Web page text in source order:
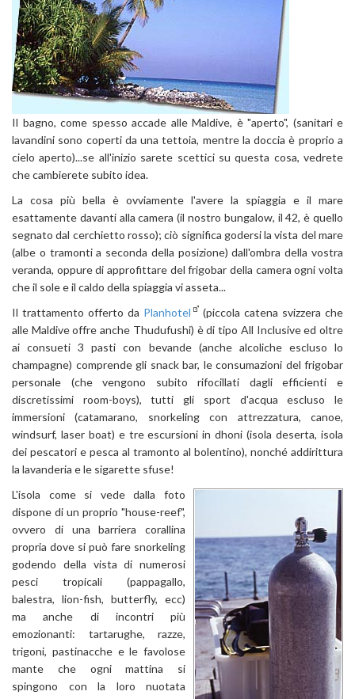
Il bagno, come spesso accade alle Maldive, è "aperto", (sanitari e
lavandini sono coperti da una tettoia, mentre la doccia è proprio a
cielo aperto)...se all'inizio sarete scettici su questa cosa, vedrete
che cambierete subito idea.
La cosa più bella è ovviamente l'avere la spiaggia e il mare
esattamente davanti alla camera (il nostro bungalow, il 42, è quello
segnato dal cerchietto rosso); ciò significa godersi la vista del mare
(albe o tramonti a seconda della posizione) dall'ombra della vostra
veranda, oppure di approfittare del frigobar della camera ogni volta
che il sole e il caldo della spiaggia vi asseta...
Il trattamento offerto da Planhotel
(piccola catena svizzera che
alle Maldive offre anche Thudufushi) è di tipo All Inclusive ed oltre
ai consueti 3 pasti con bevande (anche alcoliche escluso lo
champagne) comprende gli snack bar, le consumazioni del frigobar
personale (che vengono subito rifocillati dagli efficienti e
discretissimi room-boys), tutti gli sport d'acqua escluso le
immersioni (catamarano, snorkeling con attrezzatura, canoe,
windsurf, laser boat) e tre escursioni in dhoni (isola deserta, isola
dei pescatori e pesca al tramonto al bolentino), nonché addirittura
la lavanderia e le sigarette sfuse!
L'isola come si vede dalla foto
dispone di un proprio "house-reef",
ovvero di una barriera corallina
propria dove si può fare snorkeling
godendo della vista di numerosi
pesci tropicali (pappagallo,
balestra, lion-fish, butterfly, ecc)
ma anche di incontri più
emozionanti: tartarughe, razze,
trigoni, pastinacche e le favolose
mante che ogni mattina si
spingono con la loro nuotata